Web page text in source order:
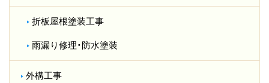
折板屋根塗装工事
雨漏り修理・防水塗装
外構工事